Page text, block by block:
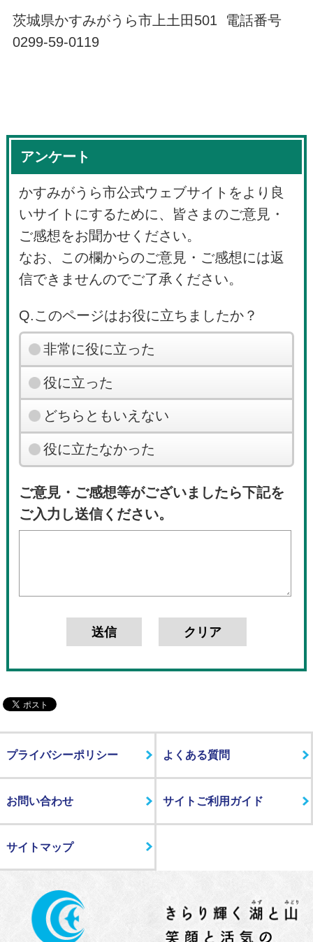
茨城県かすみがうら市上土田501 電話番号
0299-59-0119
アンケート
かすみがうら市公式ウェブサイトをより良
いサイトにするために、皆さまのご意見・
ご感想をお聞かせください。
なお、この欄からのご意見・ご感想には返
信できませんのでご了承ください。
Q.このページはお役に立ちましたか？
非常に役に立った
役に立った
どちらともいえない
役に立たなかった
ご意見・ご感想等がございましたら下記を
ご入力し送信ください。
プライバシーポリシー よくある質問
お問い合わせ サイトご利用ガイド
サイトマップ